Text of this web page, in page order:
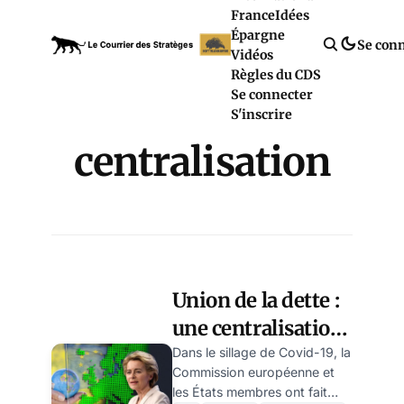
FranceIdées
Épargne
Vidéos
Règles du CDS
Se connecter
S'inscrire
Se
centralisation
Union de la dette :
une centralisation
par la petite porte ?
par Ulrike Reisner
Dans le sillage de Covid-19, la
Commission européenne et
les États membres ont fait